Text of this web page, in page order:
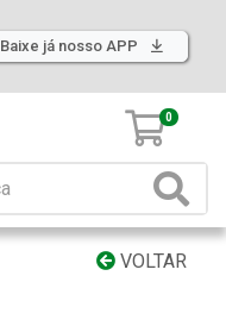
Baixe já nosso APP
0
VOLTAR